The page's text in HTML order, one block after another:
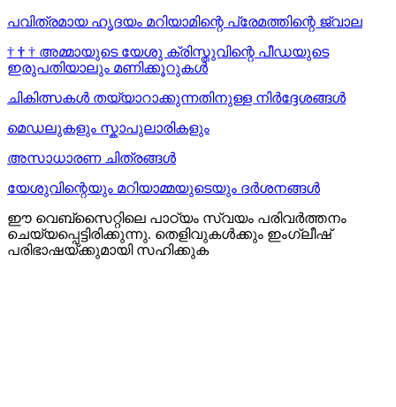
പവിത്രമായ ഹൃദയം മറിയാമിന്റെ പ്രേമത്തിന്റെ ജ്വാല
† † † അമ്മായുടെ യേശു ക്രിസ്തുവിന്റെ പീഡയുടെ
ഇരുപതിയാലും മണിക്കൂറുകള്‍
ചികിത്സകൾ തയ്യാറാക്കുന്നതിനുള്ള നിർദ്ദേശങ്ങൾ
മെഡലുകളും സ്കാപുലാരികളും
അസാധാരണ ചിത്രങ്ങൾ
യേശുവിന്റെയും മറിയാമ്മയുടെയും ദർശനങ്ങൾ
ഈ വെബ്സൈറ്റിലെ പാഠ്യം സ്വയം പരിവർത്തനം
ചെയ്യപ്പെട്ടിരിക്കുന്നു. തെളിവുകൾക്കും ഇംഗ്ലീഷ്
പരിഭാഷയ്ക്കുമായി സഹിക്കുക